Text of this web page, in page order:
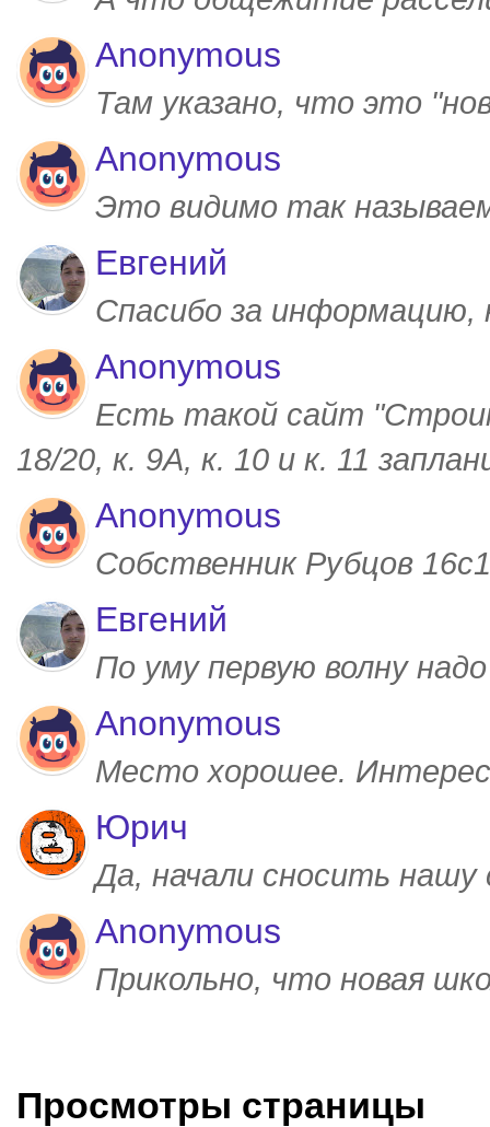
Anonymous
Там указано, что это
Anonymous
Это видимо так
Евгений
Спасибо за
Anonymous
Есть такой сайт
18/20, к. 9А, к. 10 и к. 11
Anonymous
Собственник Рубцов
Евгений
По уму первую волну
Anonymous
Место хорошее.
Юрич
Да, начали сносить
Anonymous
Прикольно, что новая
Просмотры страницы